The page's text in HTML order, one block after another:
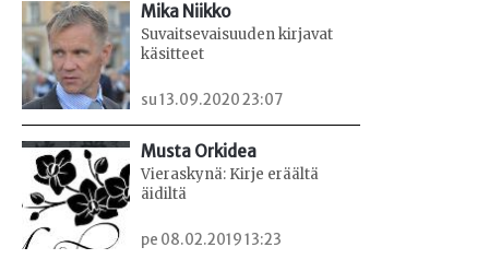
Mika Niikko
Suvaitsevaisuuden kirjavat
käsitteet
su 13.09.2020 23:07
Musta Orkidea
Vieraskynä: Kirje eräältä
äidiltä
pe 08.02.2019 13:23